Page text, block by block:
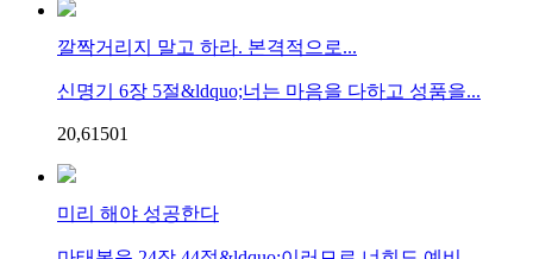
깔짝거리지 말고 하라. 본격적으로...
신명기 6장 5절&ldquo;너는 마음을 다하고 성품을...
20,61501
미리 해야 성공한다